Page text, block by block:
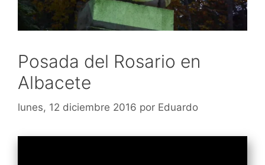
Posada del Rosario en
Albacete
lunes, 12 diciembre 2016 por Eduardo